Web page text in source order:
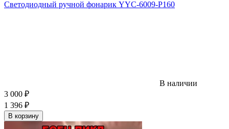
Светодиодный ручной фонарик YYC-6009-P160
В наличии
3 000 ₽
1 396 ₽
В корзину